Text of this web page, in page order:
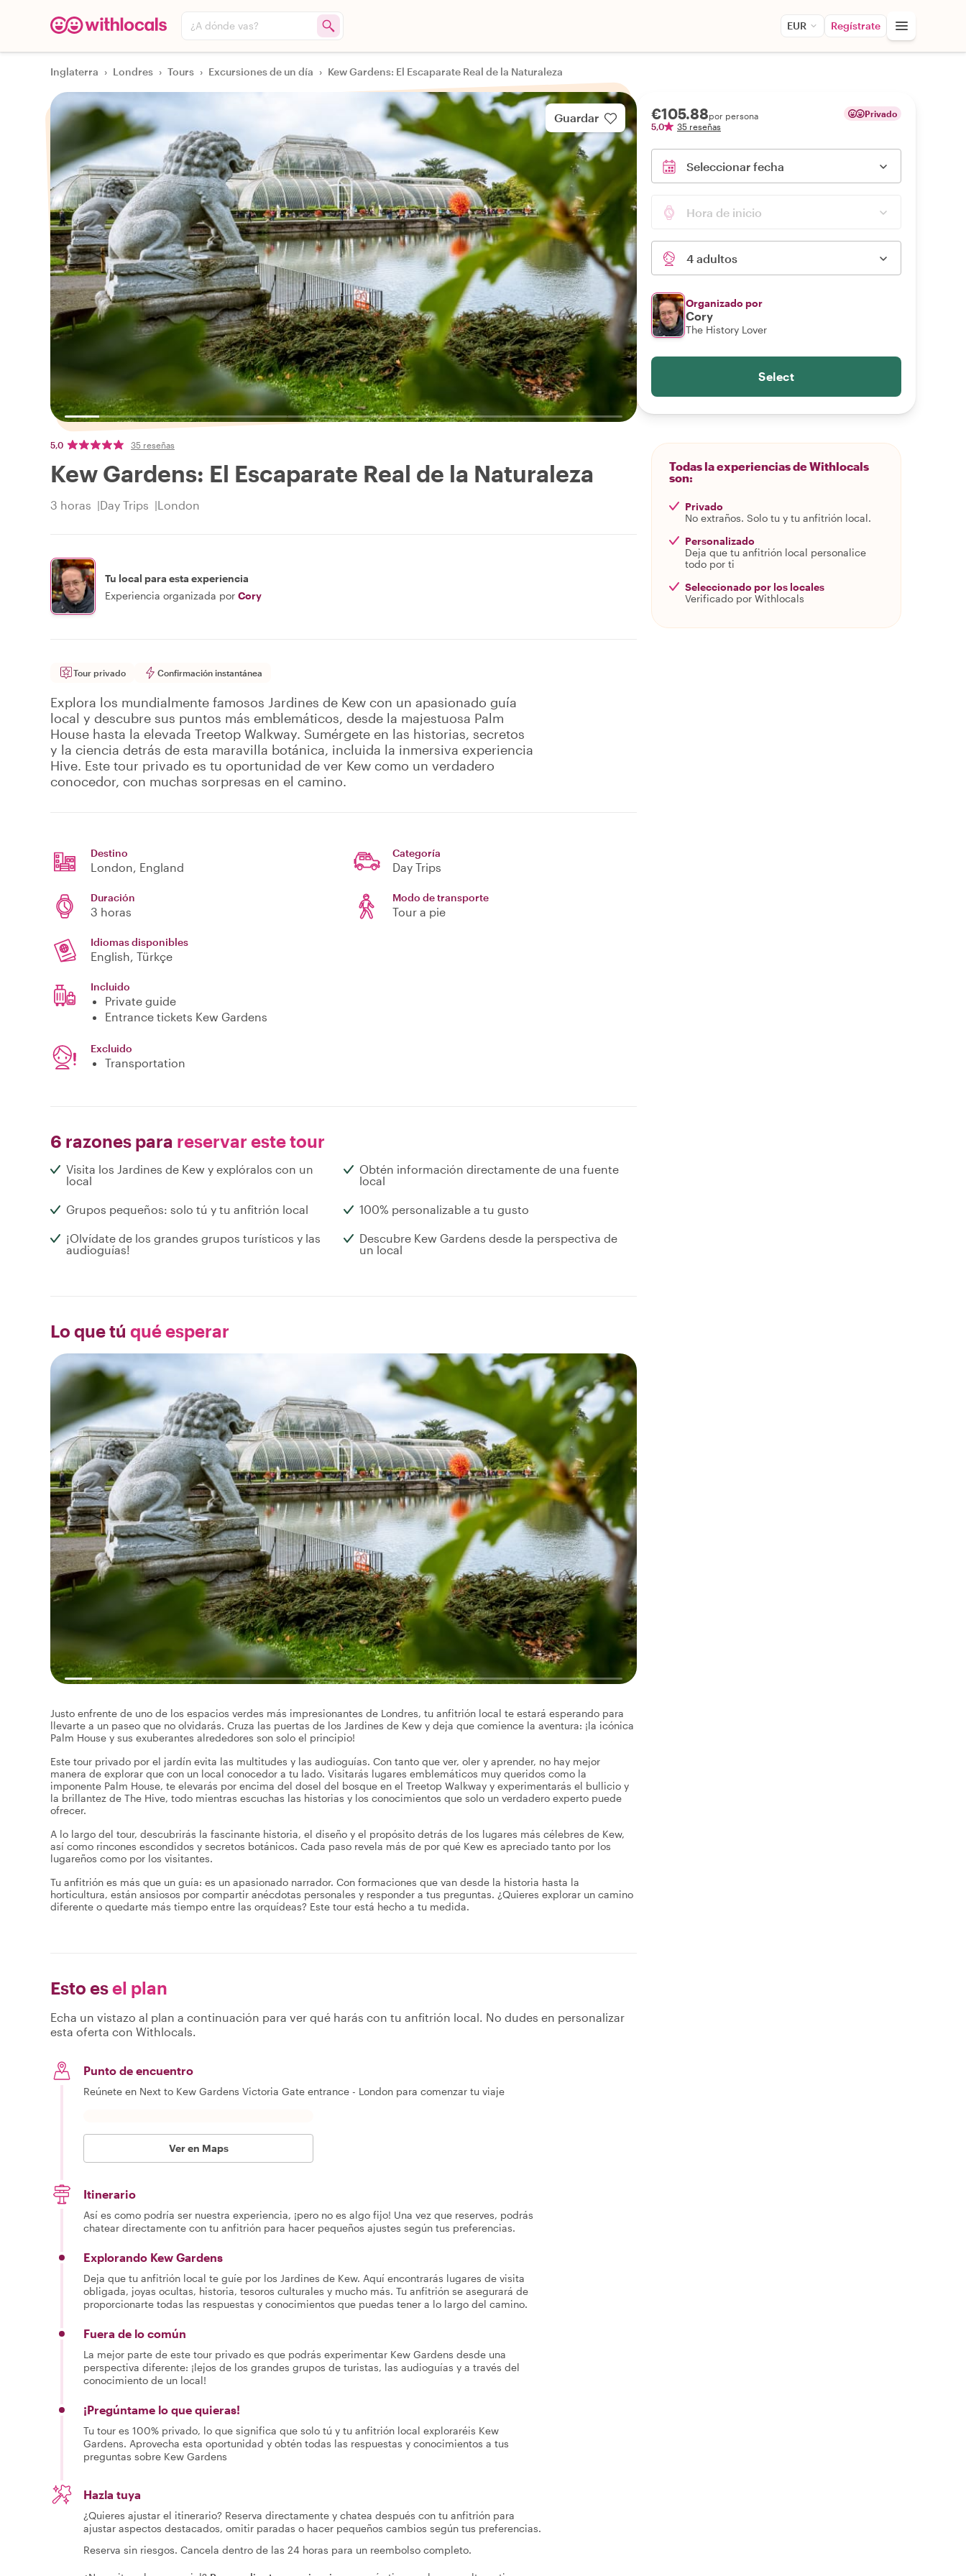
¿A dónde vas? EUR Regístrate
Inglaterra › Londres › Tours › Excursiones de un día › Kew Gardens: El Escaparate Real de la Naturaleza
Guardar
5,0 35 reseñas
Kew Gardens: El Escaparate Real de la Naturaleza
3 horas Day Trips London
Tu local para esta experiencia
Experiencia organizada por Cory
Tour privado Confirmación instantánea
Explora los mundialmente famosos Jardines de Kew con un apasionado guía
local y descubre sus puntos más emblemáticos, desde la majestuosa Palm
House hasta la elevada Treetop Walkway. Sumérgete en las historias, secretos
y la ciencia detrás de esta maravilla botánica, incluida la inmersiva experiencia
Hive. Este tour privado es tu oportunidad de ver Kew como un verdadero
conocedor, con muchas sorpresas en el camino.
Destino
London, England
Categoría
Day Trips
Duración
3 horas
Modo de transporte
Tour a pie
Idiomas disponibles
English, Türkçe
Incluido
Private guide
Entrance tickets Kew Gardens
Excluido
Transportation
6 razones para reservar este tour
Visita los Jardines de Kew y explóralos con un
local
Obtén información directamente de una fuente
local
Grupos pequeños: solo tú y tu anfitrión local 100% personalizable a tu gusto
¡Olvídate de los grandes grupos turísticos y las
audioguías!
Descubre Kew Gardens desde la perspectiva de
un local
Lo que tú qué esperar
Justo enfrente de uno de los espacios verdes más impresionantes de Londres, tu anfitrión local te estará esperando para
llevarte a un paseo que no olvidarás. Cruza las puertas de los Jardines de Kew y deja que comience la aventura: ¡la icónica
Palm House y sus exuberantes alrededores son solo el principio!
Este tour privado por el jardín evita las multitudes y las audioguías. Con tanto que ver, oler y aprender, no hay mejor
manera de explorar que con un local conocedor a tu lado. Visitarás lugares emblemáticos muy queridos como la
imponente Palm House, te elevarás por encima del dosel del bosque en el Treetop Walkway y experimentarás el bullicio y
la brillantez de The Hive, todo mientras escuchas las historias y los conocimientos que solo un verdadero experto puede
ofrecer.
A lo largo del tour, descubrirás la fascinante historia, el diseño y el propósito detrás de los lugares más célebres de Kew,
así como rincones escondidos y secretos botánicos. Cada paso revela más de por qué Kew es apreciado tanto por los
lugareños como por los visitantes.
Tu anfitrión es más que un guía: es un apasionado narrador. Con formaciones que van desde la historia hasta la
horticultura, están ansiosos por compartir anécdotas personales y responder a tus preguntas. ¿Quieres explorar un camino
diferente o quedarte más tiempo entre las orquídeas? Este tour está hecho a tu medida.
Esto esel plan
Echa un vistazo al plan a continuación para ver qué harás con tu anfitrión local. No dudes en personalizar
esta oferta con Withlocals.
Punto de encuentro
Reúnete en Next to Kew Gardens Victoria Gate entrance - London para comenzar tu viaje
Ver en Maps
Itinerario
Así es como podría ser nuestra experiencia, ¡pero no es algo fijo! Una vez que reserves, podrás
chatear directamente con tu anfitrión para hacer pequeños ajustes según tus preferencias.
Explorando Kew Gardens
Deja que tu anfitrión local te guíe por los Jardines de Kew. Aquí encontrarás lugares de visita
obligada, joyas ocultas, historia, tesoros culturales y mucho más. Tu anfitrión se asegurará de
proporcionarte todas las respuestas y conocimientos que puedas tener a lo largo del camino.
Fuera de lo común
La mejor parte de este tour privado es que podrás experimentar Kew Gardens desde una
perspectiva diferente: ¡lejos de los grandes grupos de turistas, las audioguías y a través del
conocimiento de un local!
¡Pregúntame lo que quieras!
Tu tour es 100% privado, lo que significa que solo tú y tu anfitrión local exploraréis Kew
Gardens. Aprovecha esta oportunidad y obtén todas las respuestas y conocimientos a tus
preguntas sobre Kew Gardens
Hazla tuya
¿Quieres ajustar el itinerario? Reserva directamente y chatea después con tu anfitrión para
ajustar aspectos destacados, omitir paradas o hacer pequeños cambios según tus preferencias.
Reserva sin riesgos. Cancela dentro de las 24 horas para un reembolso completo.
€105.88por persona
5,0
35 reseñas
Privado
Seleccionar fecha
Hora de inicio
4 adultos
Organizado por
Cory
The History Lover
Select
Todas la experiencias de Withlocals
son:
Privado
No extraños. Solo tu y tu anfitrión local.
Personalizado
Deja que tu anfitrión local personalice
todo por ti
Seleccionado por los locales
Verificado por Withlocals